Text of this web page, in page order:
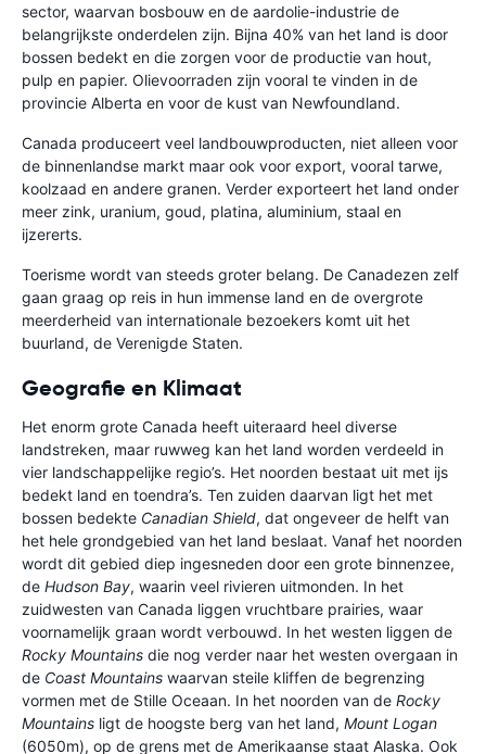
sector, waarvan bosbouw en de aardolie-industrie de
belangrijkste onderdelen zijn. Bijna 40% van het land is door
bossen bedekt en die zorgen voor de productie van hout,
pulp en papier. Olievoorraden zijn vooral te vinden in de
provincie Alberta en voor de kust van Newfoundland.
Canada produceert veel landbouwproducten, niet alleen voor
de binnenlandse markt maar ook voor export, vooral tarwe,
koolzaad en andere granen. Verder exporteert het land onder
meer zink, uranium, goud, platina, aluminium, staal en
ijzererts.
Toerisme wordt van steeds groter belang. De Canadezen zelf
gaan graag op reis in hun immense land en de overgrote
meerderheid van internationale bezoekers komt uit het
buurland, de Verenigde Staten.
Geografie en Klimaat
Het enorm grote Canada heeft uiteraard heel diverse
landstreken, maar ruwweg kan het land worden verdeeld in
vier landschappelijke regio’s. Het noorden bestaat uit met ijs
bedekt land en toendra’s. Ten zuiden daarvan ligt het met
bossen bedekte Canadian Shield, dat ongeveer de helft van
het hele grondgebied van het land beslaat. Vanaf het noorden
wordt dit gebied diep ingesneden door een grote binnenzee,
de Hudson Bay, waarin veel rivieren uitmonden. In het
zuidwesten van Canada liggen vruchtbare prairies, waar
voornamelijk graan wordt verbouwd. In het westen liggen de
Rocky Mountains die nog verder naar het westen overgaan in
de Coast Mountains waarvan steile kliffen de begrenzing
vormen met de Stille Oceaan. In het noorden van de Rocky
Mountains ligt de hoogste berg van het land, Mount Logan
(6050m), op de grens met de Amerikaanse staat Alaska. Ook